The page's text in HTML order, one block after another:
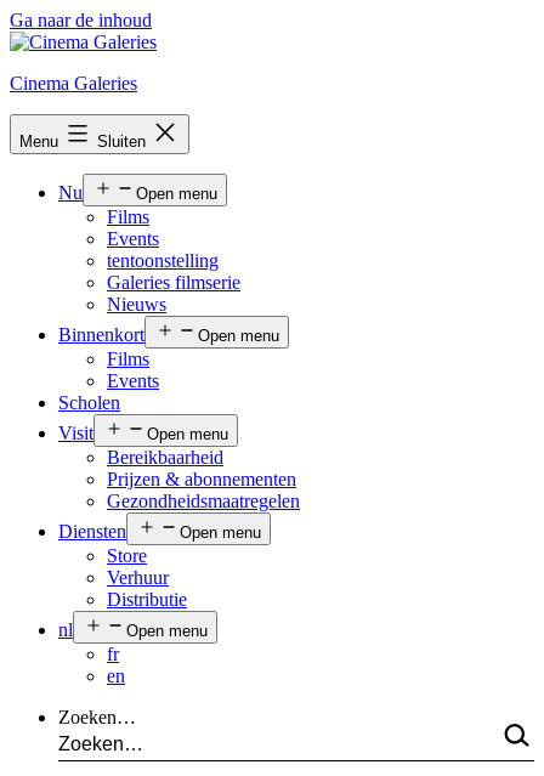
Ga naar de inhoud
Cinema Galeries
Menu Sluiten
Nu Open menu
Films
Events
tentoonstelling
Galeries filmserie
Nieuws
Binnenkort
Open menu
Films
Events
Scholen
Visit
Open menu
Bereikbaarheid
Prijzen & abonnementen
Gezondheidsmaatregelen
Diensten
Open menu
Store
Verhuur
Distributie
nl
Open menu
fr
en
Zoeken…